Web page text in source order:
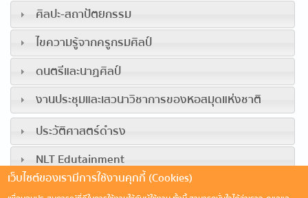
ศิลปะ-สถาปัตยกรรม
ไขความรู้จากครูกรมศิลป์
ดนตรีและนาฏศิลป์
งานประชุมและเสวนาวิชาการของหอสมุดแห่งชาติ
ประวัติศาสตร์ดำรง
NLT Edutainment
เว็บไซต์ของเรามีการใช้งานคุกกี้ (Cookies)